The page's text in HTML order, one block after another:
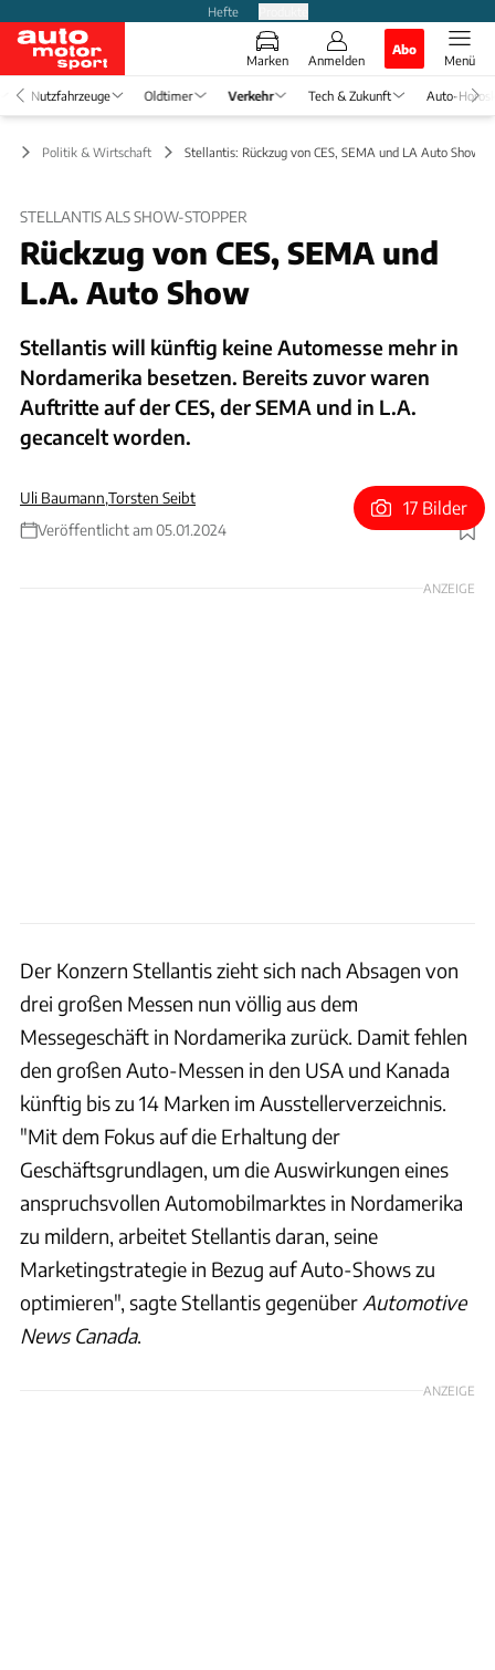
Hefte
Marken Anmelden
Abo
Menü
Nutzfahrzeuge Oldtimer Verkehr Tech & Zukunft Auto-
Politik & Wirtschaft Stellantis: Rückzug von CES, SEMA und LA Auto Show
STELLANTIS ALS SHOW-STOPPER
Rückzug von CES, SEMA und
L.A. Auto Show
Stellantis will künftig keine Automesse mehr in
Nordamerika besetzen. Bereits zuvor waren
Auftritte auf der CES, der SEMA und in L.A.
gecancelt worden.
Uli Baumann,Torsten Seibt
Veröffentlicht am 05.01.2024
Foto: Stellantis
17 Bilder
ANZEIGE
Der Konzern Stellantis zieht sich nach Absagen von
drei großen Messen nun völlig aus dem
Messegeschäft in Nordamerika zurück. Damit fehlen
den großen Auto-Messen in den USA und Kanada
künftig bis zu 14 Marken im Ausstellerverzeichnis.
"Mit dem Fokus auf die Erhaltung der
Geschäftsgrundlagen, um die Auswirkungen eines
anspruchsvollen Automobilmarktes in Nordamerika
zu mildern, arbeitet Stellantis daran, seine
Marketingstrategie in Bezug auf Auto-Shows zu
optimieren", sagte Stellantis gegenüber Automotive
News Canada.
ANZEIGE